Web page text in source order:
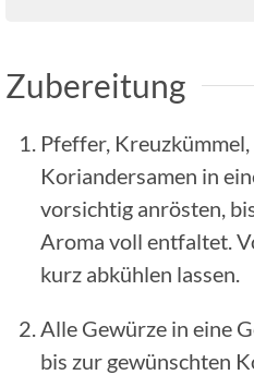
Zubereitung
Pfeffer,
Koriandersamen in
vorsichtig anrösten,
Aroma voll entfaltet.
kurz abkühlen lassen.
Alle Gewürze in eine
bis zur gewünschten